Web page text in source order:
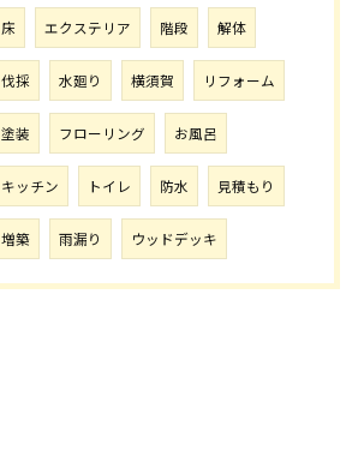
床 エクステリア 階段 解体
伐採 水廻り 横須賀 リフォーム
塗装 フローリング お風呂
キッチン トイレ 防水 見積もり
増築 雨漏り ウッドデッキ